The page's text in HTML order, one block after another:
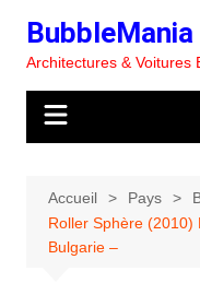
contenu
BubbleMania
Architectures & Voitures
Accueil Pays
Roller Sphère (2010)
Bulgarie –